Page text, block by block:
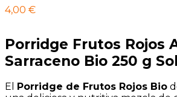
4,00 €
Porridge Frutos Rojos
Sarraceno Bio 250 g
El Porridge de Frutos Rojos Bio